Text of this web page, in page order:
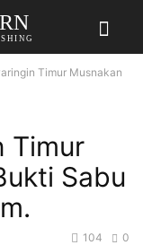
Timur Musnakan
Timur
Sabu
0
104